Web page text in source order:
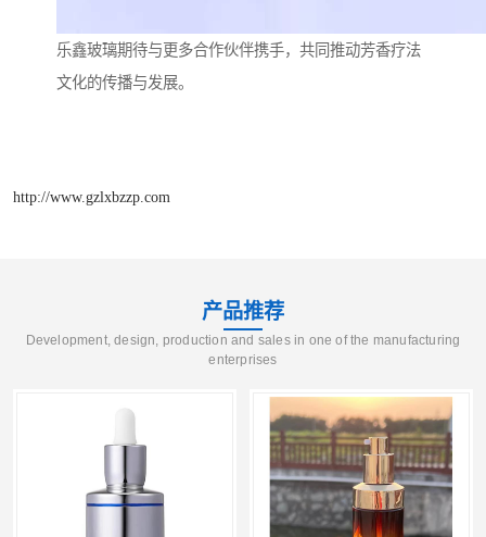
乐鑫玻璃期待与更多合作伙伴携手，共同推动芳香疗法
文化的传播与发展。
http://www.gzlxbzzp.com
产品推荐
Development, design, production and sales in one of the manufacturing
enterprises